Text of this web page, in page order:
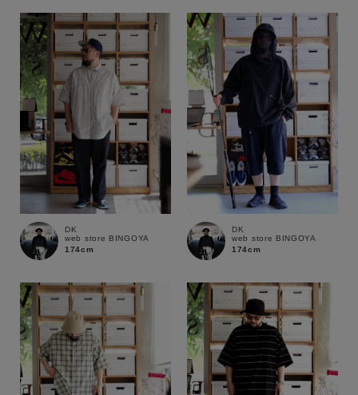
DK
web store BINGOYA
174cm
DK
web store BINGOYA
174cm